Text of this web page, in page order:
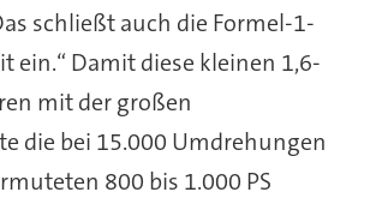
schließt auch die Formel-1-
ein.“ Damit diese kleinen 1,6-
mit der großen
die bei 15.000 Umdrehungen
800 bis 1.000 PS